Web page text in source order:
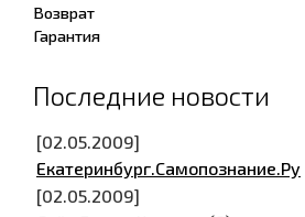
Возврат
Гарантия
Последние новости
[02.05.2009]
Екатеринбург.Самопознание.Ру
[02.05.2009]